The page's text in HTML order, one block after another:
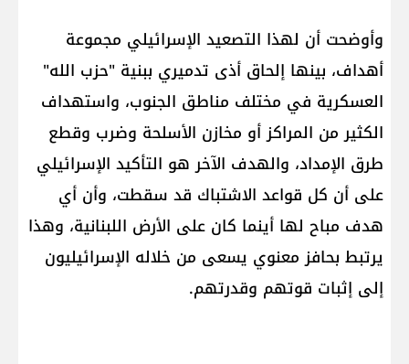
وأوضحت أن لهذا التصعيد الإسرائيلي مجموعة
أهداف، بينها إلحاق أذى تدميري ببنية "حزب الله"
العسكرية في مختلف مناطق الجنوب، واستهداف
الكثير من المراكز أو مخازن الأسلحة وضرب وقطع
طرق الإمداد، والهدف الآخر هو التأكيد الإسرائيلي
على أن كل قواعد الاشتباك قد سقطت، وأن أي
هدف مباح لها أينما كان على الأرض اللبنانية، وهذا
يرتبط بحافز معنوي يسعى من خلاله الإسرائيليون
إلى إثبات قوتهم وقدرتهم.